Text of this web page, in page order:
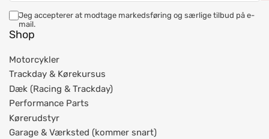
Jeg accepterer at modtage markedsføring og særlige tilbud på e-
mail.
Shop
Motorcykler
Trackday & Kørekursus
Dæk (Racing & Trackday)
Performance Parts
Kørerudstyr
Garage & Værksted (kommer snart)